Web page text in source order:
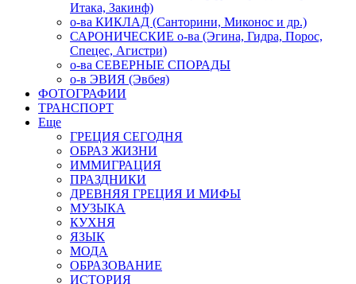
Итака, Закинф)
о-ва КИКЛАД (Санторини, Миконос и др.)
САРОНИЧЕСКИЕ о-ва (Эгина, Гидра, Порос,
Спецес, Агистри)
о-ва СЕВЕРНЫЕ СПОРАДЫ
о-в ЭВИЯ (Эвбея)
ФОТОГРАФИИ
ТРАНСПОРТ
Еще
ГРЕЦИЯ СЕГОДНЯ
ОБРАЗ ЖИЗНИ
ИММИГРАЦИЯ
ПРАЗДНИКИ
ДРЕВНЯЯ ГРЕЦИЯ И МИФЫ
МУЗЫКА
КУХНЯ
ЯЗЫК
МОДА
ОБРАЗОВАНИЕ
ИСТОРИЯ